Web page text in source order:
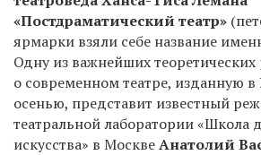
«Постдраматический театр»
ярмарки взяли себе название
Одну из важнейших теоретических
о современном театре, изданную в
осенью, представит известный
театральной лаборатории «Школа
искусства» в МосквеАнатолий